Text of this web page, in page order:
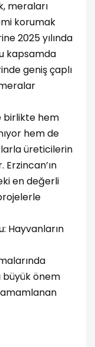
meraları
korumak
2025 yılında
kapsamda
geniş çaplı
birlikte hem
hem de
üreticilerin
en değerli
Hayvanların
büyük önem